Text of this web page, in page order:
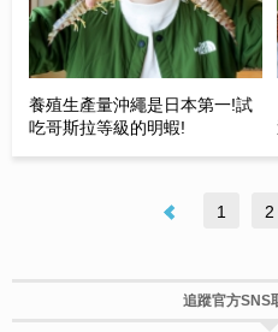
養殖生產量沖繩是日本第一!試
吃哥斯拉等級的明蝦!
1 2
追蹤官方SNS